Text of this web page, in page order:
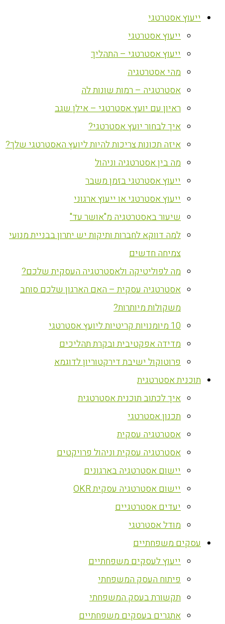
ייעוץ אסטרטגי
ייעוץ אסטרטגי
ייעוץ אסטרטגי – התהליך
מהי אסטרטגיה
אסטרטגיה – רמות שונות לה
ראיון עם יועץ אסטרטגי – אילן שגב
איך לבחור יועץ אסטרטגי?
איזה תכונות צריכות להיות ליועץ האסטרטגי שלך?
מה בין אסטרטגיה וניהול
ייעוץ אסטרטגי בזמן משבר
ייעוץ אסטרטגי או ייעוץ ארגוני
שיעור באסטרטגיה מ"אושר עד"
למה דווקא לחברות ותיקות יש יתרון בבניית מנועי
צמיחה חדשים
מה לפוליטיקה ולאסטרטגיה העסקית שלכם?
אסטרטגיה עסקית – האם הארגון שלכם סוחב
משקולות מיותרות?
10 מיומנויות קריטיות ליועץ אסטרטגי
מדידה אפקטיבית ובקרת תהליכים
פרוטוקול ישיבת דירקטוריון לדוגמא
‏תוכנית אסטרטגית
איך לכתוב תוכנית אסטרטגית
תכנון אסטרטגי
אסטרטגיה עסקית
אסטרטגיה עסקית וניהול פרויקטים
יישום אסטרטגיה בארגונים
יישום אסטרטגיה עסקית OKR
יעדים אסטרטגיים
מודל אסטרטגי
עסקים משפחתיים
ייעוץ לעסקים משפחתיים
פיתוח העסק המשפחתי
תקשורת בעסק המשפחתי
אתגרים בעסקים משפחתיים